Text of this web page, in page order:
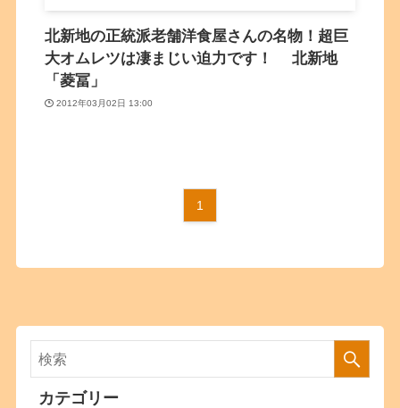
北新地の正統派老舗洋食屋さんの名物！超巨
大オムレツは凄まじい迫力です！ 北新地
「菱冨」
2012年03月02日 13:00
1
カテゴリー